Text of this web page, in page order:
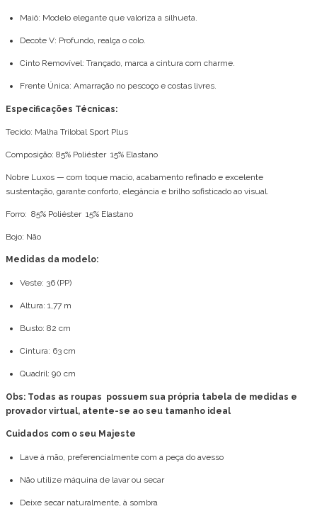
Maiô: Modelo elegante que valoriza a silhueta.
Decote V: Profundo, realça o colo.
Cinto Removível: Trançado, marca a cintura com charme.
Frente Única: Amarração no pescoço e costas livres.
Especificações Técnicas:
Tecido: Malha Trilobal Sport Plus
Composição: 85% Poliéster 15% Elastano
Nobre Luxos — com toque macio, acabamento refinado e excelente
sustentação, garante conforto, elegância e brilho sofisticado ao visual.
Forro: 85% Poliéster 15% Elastano
Bojo: Não
Medidas da modelo:
Veste: 36 (PP)
Altura: 1,77 m
Busto: 82 cm
Cintura: 63 cm
Quadril: 90 cm
Obs: Todas as roupas possuem sua própria tabela de medidas e
provador virtual, atente-se ao seu tamanho ideal
Cuidados com o seu Majeste
Lave à mão, preferencialmente com a peça do avesso
Não utilize máquina de lavar ou secar
Deixe secar naturalmente, à sombra